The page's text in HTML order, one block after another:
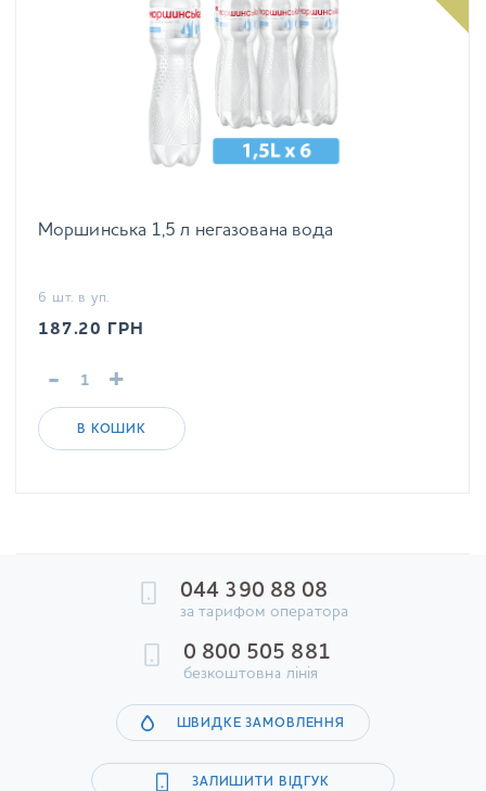
Моршинська 1,5 л негазована вода
6 шт. в уп.
187.20 ГРН
- +
В КОШИК
044 390 88 08
за тарифом оператора
0 800 505 881
безкоштовна лінія
ШВИДКЕ ЗАМОВЛЕННЯ
ЗАЛИШИТИ ВІДГУК